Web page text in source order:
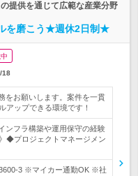
提供を通じて広範な産業分野
を磨こう★週休2日制★
18
をお願いします。案件を一貫
アップできる環境です！
ンフラ構築や運用保守の経験
◆プロジェクトマネージメン
3 ※マイカー通勤OK ※社